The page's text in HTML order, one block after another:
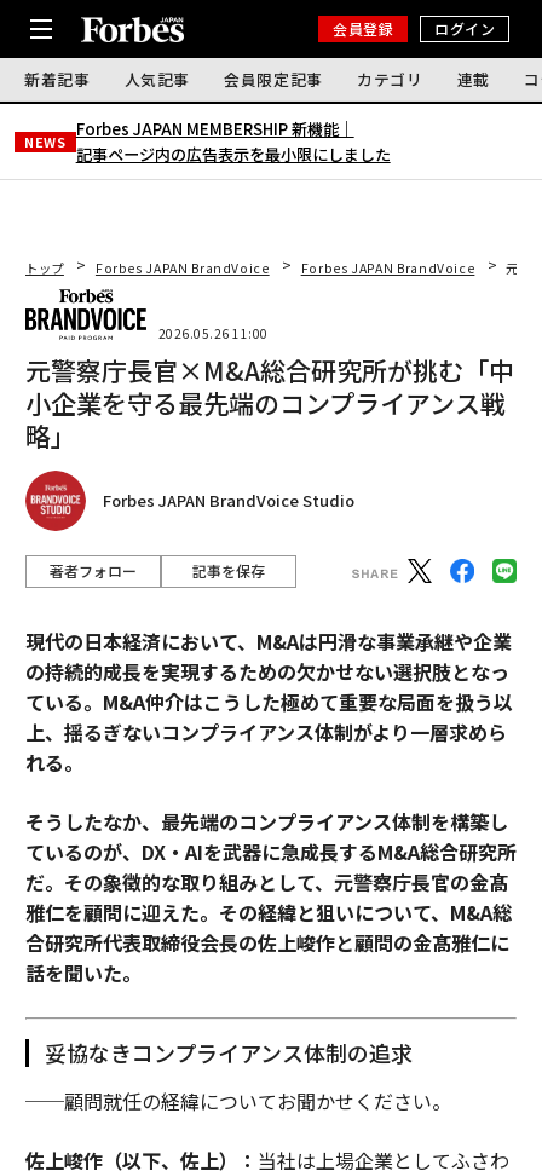
会員登録 ログイン
新着記事 人気記事 会員限定記事 カテゴリ 連載
NEWS
Forbes JAPAN MEMBERSHIP 新機能｜
記事ページ内の広告表示を最小限にしました
トップ Forbes JAPAN BrandVoice Forbes JAPAN BrandVoice 元警
2026.05.26 11:00
元警察庁長官×M&A総合研究所が挑む「中
小企業を守る最先端のコンプライアンス戦
略」
Forbes JAPAN BrandVoice Studio
著者フォロー 記事を保存
現代の日本経済において、M&Aは円滑な事業承継や企業
の持続的成長を実現するための欠かせない選択肢となっ
ている。M&A仲介はこうした極めて重要な局面を扱う以
上、揺るぎないコンプライアンス体制がより一層求めら
れる。
そうしたなか、最先端のコンプライアンス体制を構築し
ているのが、DX・AIを武器に急成長するM&A総合研究所
だ。その象徴的な取り組みとして、元警察庁長官の金髙
雅仁を顧問に迎えた。その経緯と狙いについて、M&A総
合研究所代表取締役会長の佐上峻作と顧問の金髙雅仁に
話を聞いた。
妥協なきコンプライアンス体制の追求
──顧問就任の経緯についてお聞かせください。
佐上峻作（以下、佐上）： 当社は上場企業としてふさわ